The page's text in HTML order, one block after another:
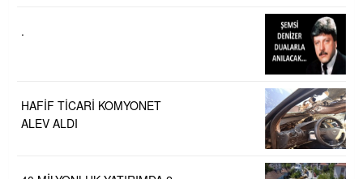
.
HAFİF TİCARİ KOMYONET
ALEV ALDI